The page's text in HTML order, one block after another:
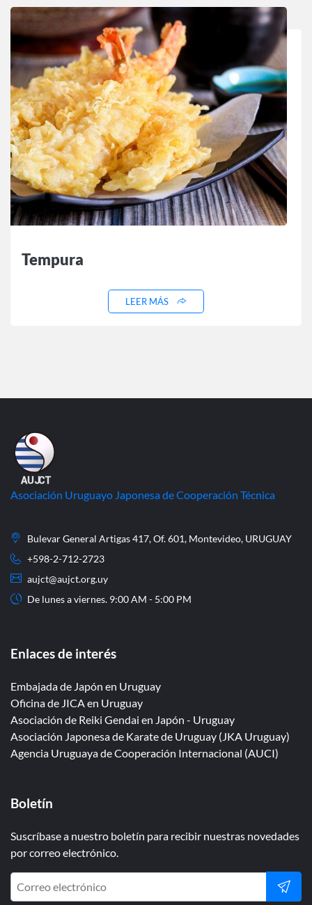
Tempura
LEER MÁS
Asociación Uruguayo Japonesa de Cooperación Técnica
Bulevar General Artigas 417, Of. 601, Montevideo, URUGUAY
+598-2-712-2723
aujct@aujct.org.uy
De lunes a viernes. 9:00 AM - 5:00 PM
Enlaces de interés
Embajada de Japón en Uruguay
Oficina de JICA en Uruguay
Asociación de Reiki Gendai en Japón - Uruguay
Asociación Japonesa de Karate de Uruguay (JKA Uruguay)
Agencia Uruguaya de Cooperación Internacional (AUCI)
Boletín
Suscríbase a nuestro boletín para recibir nuestras novedades
por correo electrónico.